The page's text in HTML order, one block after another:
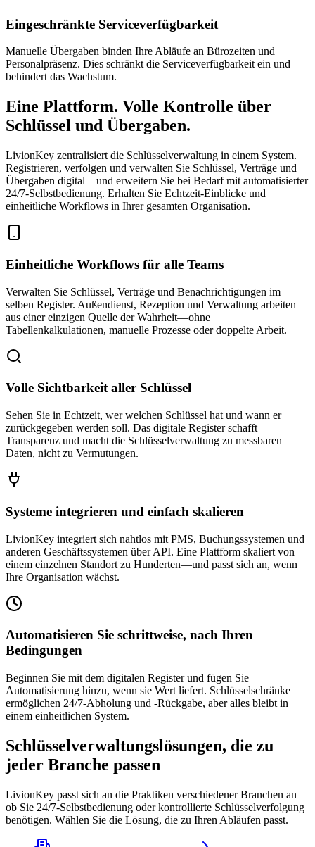
Eingeschränkte Serviceverfügbarkeit
Manuelle Übergaben binden Ihre Abläufe an Bürozeiten und
Personalpräsenz. Dies schränkt die Serviceverfügbarkeit ein und
behindert das Wachstum.
Eine Plattform. Volle Kontrolle über
Schlüssel und Übergaben.
LivionKey zentralisiert die Schlüsselverwaltung in einem System.
Registrieren, verfolgen und verwalten Sie Schlüssel, Verträge und
Übergaben digital—und erweitern Sie bei Bedarf mit automatisierter
24/7-Selbstbedienung. Erhalten Sie Echtzeit-Einblicke und
einheitliche Workflows in Ihrer gesamten Organisation.
Einheitliche Workflows für alle Teams
Verwalten Sie Schlüssel, Verträge und Benachrichtigungen im
selben Register. Außendienst, Rezeption und Verwaltung arbeiten
aus einer einzigen Quelle der Wahrheit—ohne
Tabellenkalkulationen, manuelle Prozesse oder doppelte Arbeit.
Volle Sichtbarkeit aller Schlüssel
Sehen Sie in Echtzeit, wer welchen Schlüssel hat und wann er
zurückgegeben werden soll. Das digitale Register schafft
Transparenz und macht die Schlüsselverwaltung zu messbaren
Daten, nicht zu Vermutungen.
Systeme integrieren und einfach skalieren
LivionKey integriert sich nahtlos mit PMS, Buchungssystemen und
anderen Geschäftssystemen über API. Eine Plattform skaliert von
einem einzelnen Standort zu Hunderten—und passt sich an, wenn
Ihre Organisation wächst.
Automatisieren Sie schrittweise, nach Ihren
Bedingungen
Beginnen Sie mit dem digitalen Register und fügen Sie
Automatisierung hinzu, wenn sie Wert liefert. Schlüsselschränke
ermöglichen 24/7-Abholung und -Rückgabe, aber alles bleibt in
einem einheitlichen System.
Schlüsselverwaltungslösungen, die zu
jeder Branche passen
LivionKey passt sich an die Praktiken verschiedener Branchen an—
ob Sie 24/7-Selbstbedienung oder kontrollierte Schlüsselverfolgung
benötigen. Wählen Sie die Lösung, die zu Ihren Abläufen passt.